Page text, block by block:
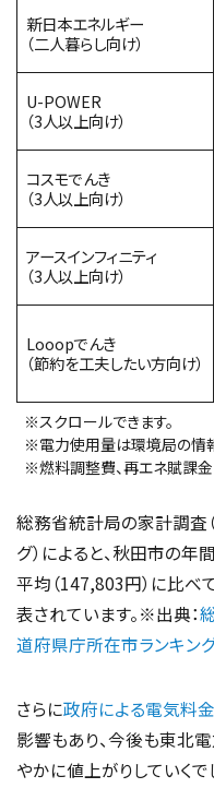
新日本エネルギー
（二人暮らし向け）
U-POWER
（3人以上向け）
コスモでんき
（3人以上向け）
アースインフィニティ
（3人以上向け）
Looopでんき
（節約を工夫したい方向け）
※スクロールできます。
※電力使用量は環境局の情報
※燃料調整費、再エネ賦課金
総務省統計局の家計調査
グ）によると、秋田市の
平均（147,803円）に比
表されています。※出典：
道府県庁所在市ランキング
さらに政府による電気料
影響もあり、今後も東北
やかに値上がりしていくで